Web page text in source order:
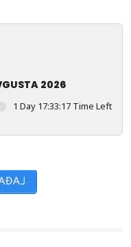
2026
1 Day 17:33:17 Time Left